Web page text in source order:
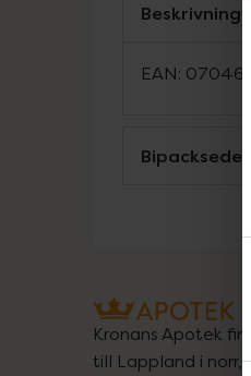
Beskrivning
EAN:
Bipacksedel
Kronans Apotek
till Lappland i norr,